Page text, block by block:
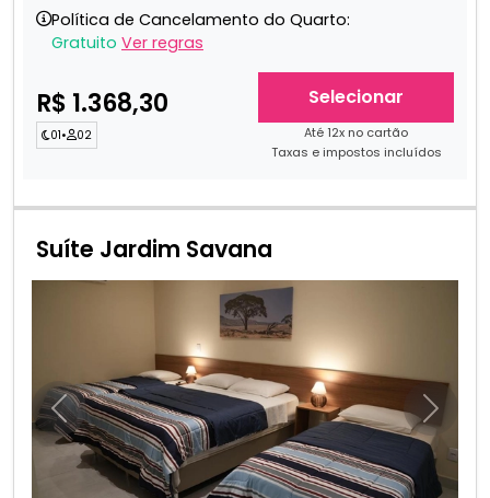
Política de Cancelamento do Quarto:
Gratuito Ver regras
R$ 1.368,30
01• 02
Selecionar
Até 12x no cartão
Taxas e impostos incluídos
Suíte Jardim Savana
Anterior